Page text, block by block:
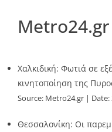
Χαλκιδική: Φωτιά σε
κινητοποίηση της
Source: Metro24.gr Date:
Θεσσαλονίκη: Οι